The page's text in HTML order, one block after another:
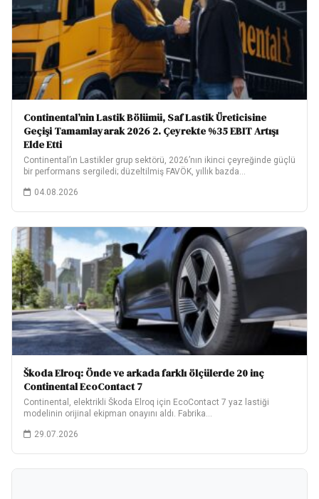
Continental’nin Lastik Bölümü, Saf Lastik Üreticisine
Geçişi Tamamlayarak 2026 2. Çeyrekte %35 EBIT Artışı
Elde Etti
Continental’ın Lastikler grup sektörü, 2026’nın ikinci çeyreğinde güçlü
bir performans sergiledi; düzeltilmiş FAVÖK, yıllık bazda…
04.08.2026
Škoda Elroq: Önde ve arkada farklı ölçülerde 20 inç
Continental EcoContact 7
Continental, elektrikli Škoda Elroq için EcoContact 7 yaz lastiği
modelinin orijinal ekipman onayını aldı. Fabrika…
29.07.2026